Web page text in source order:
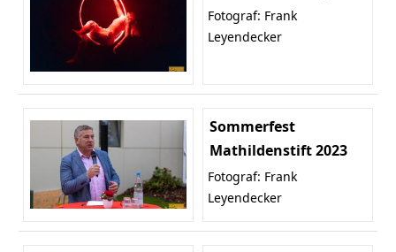
Fotograf: Frank
Leyendecker
Sommerfest
Mathildenstift 2023
Fotograf: Frank
Leyendecker